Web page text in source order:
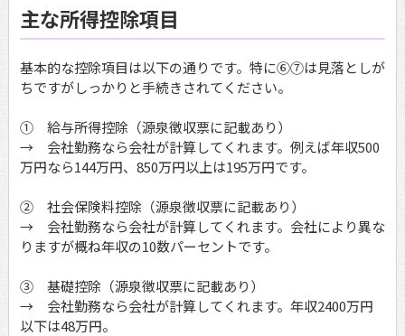
主な所得控除項目
基本的な控除項目は以下の通りです。特に⑥⑦は見落としが
ちですがしっかりと手続きされてください。
① 給与所得控除（源泉徴収票に記載あり）
→ 会社勤務なら会社が計算してくれます。例えば年収500
万円なら144万円、850万円以上は195万円です。
② 社会保険料控除（源泉徴収票に記載あり）
→ 会社勤務なら会社が計算してくれます。会社により異な
りますが概ね年収の10数パーセントです。
③ 基礎控除（源泉徴収票に記載あり）
→ 会社勤務なら会社が計算してくれます。年収2400万円
以下は48万円。